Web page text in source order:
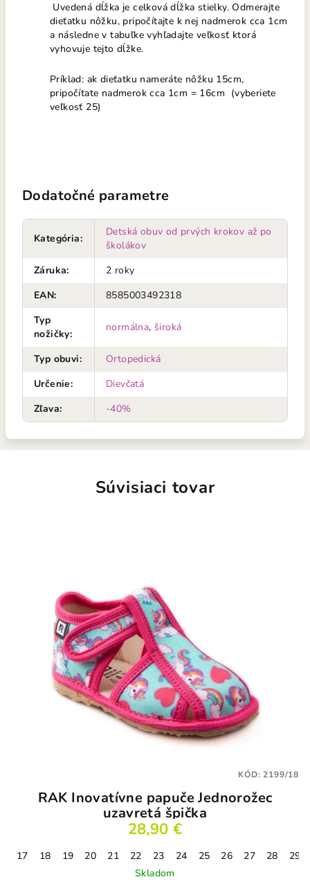
Uvedená dĺžka je celková dĺžka stielky. Odmerajte
dieťatku nôžku, pripočítajte k nej nadmerok cca 1cm
a následne v tabuľke vyhľadajte veľkosť ktorá
vyhovuje tejto dĺžke.
Príklad: ak dieťatku nameráte nôžku 15cm,
pripočítate nadmerok cca 1cm = 16cm (vyberiete
veľkosť 25)
Dodatočné parametre
Kategória:
Detská obuv od prvých krokov až po
školákov
Záruka:
2 roky
EAN:
8585003492318
Typ
nožičky:
normálna, široká
Typ obuvi:
Ortopedická
Určenie:
Dievčatá
Zľava: -40%
Súvisiaci tovar
RAK Inovatívne papuče Jednorožec
uzavretá špička
28,90 €
17 18 19 20 21 22 23 24 25 26 27 28
29
Skladom
KÓD:2199/18